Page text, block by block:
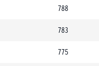
788
783
775